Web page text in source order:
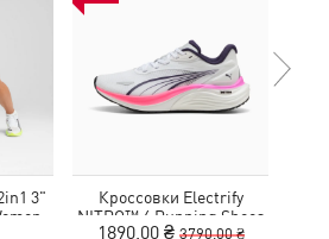
3"
Кроссовки Electrify
NITRO™ 4 Running Shoes
1890,00 ₴ 3790,00 ₴